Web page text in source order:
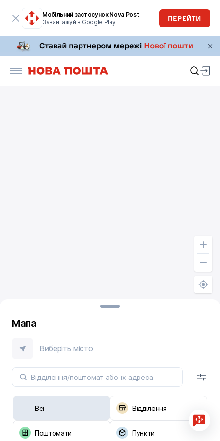
Мобільний застосунок Nova Post
Завантажуй в Google Play
ПЕРЕЙТИ
Мапа
Виберіть місто
Всі Відділення
Поштомати Пункти